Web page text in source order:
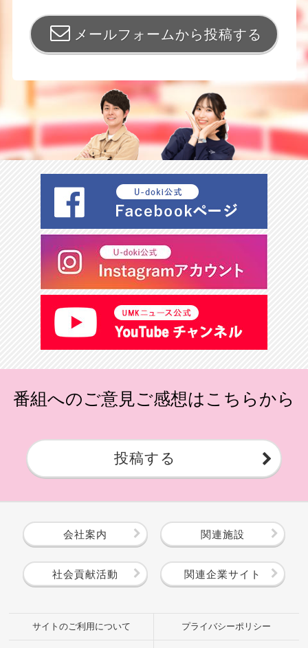
メールフォームから投稿する
番組へのご意見ご感想はこちらから
投稿する
会社案内 関連施設
社会貢献活動 関連企業サイト
サイトのご利用について プライバシーポリシー